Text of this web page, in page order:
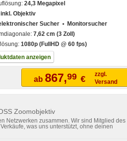
24,3 Megapixel
inkl. Objektiv
Sucher • Monitorsucher
7,62 cm (3 Zoll)
1080p (FullHD @ 60 fps)
anzeigen
ab 867,99 €
zzgl.
Versand
Zoomobjektiv
Netzwerken zusammen. Wir sind Mitglied des
was uns unterstützt, ohne deinen